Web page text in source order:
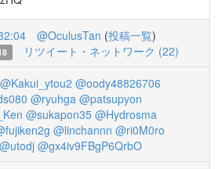
@OculusTan (投稿一覧)
リツイート・ネットワーク (22)
@Kakui_ytou2 @oody48826706
@ryuhga @patsupyon
@sukapon35 @Hydrosma
@linchannn @ri0M0ro
@utodj @gx4iv9FBgP6QrbO